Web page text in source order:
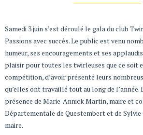
Samedi 3 juin s’est déroulé le gala du club
Passions avec succès. Le public est venu
humeur, ses encouragements et ses
plaisir pour toutes les twirleuses que ce soit
compétition, d’avoir présenté leurs
qu’elles ont travaillé tout au long de l’année.
présence de Marie-Annick Martin, maire et
Départementale de Questembert et de Sylvie
maire.